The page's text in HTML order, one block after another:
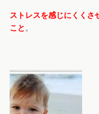
ストレスを感じにくくさ
こと。